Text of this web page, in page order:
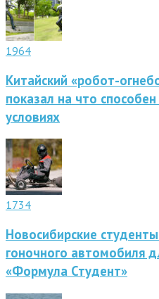
1964
Китайский «робот-
показал на что
условиях
1734
Новосибирские
гоночного автомобиля
«Формула Студент»